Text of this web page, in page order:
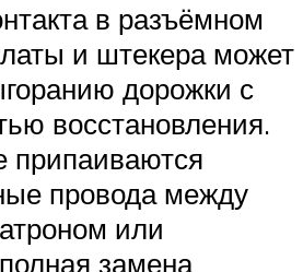
в разъёмном
и штекера может
дорожки с
восстановления.
припаиваются
провода между
или
замена